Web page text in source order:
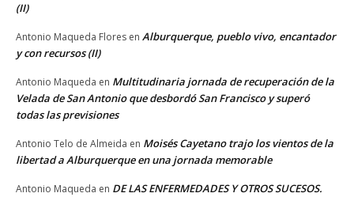
(II)
Antonio Maqueda Flores en Alburquerque, pueblo vivo, encantador
y con recursos (II)
Antonio Maqueda en Multitudinaria jornada de recuperación de la
Velada de San Antonio que desbordó San Francisco y superó
todas las previsiones
Antonio Telo de Almeida en Moisés Cayetano trajo los vientos de la
libertad a Alburquerque en una jornada memorable
Antonio Maqueda en DE LAS ENFERMEDADES Y OTROS SUCESOS.